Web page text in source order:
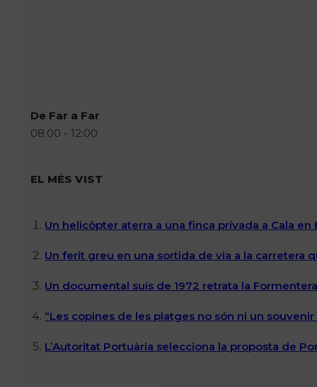
De Far a Far
08:00 - 12:00
EL MÉS VIST
Un helicòpter aterra a una finca privada a Cala
Un ferit greu en una sortida de via a la carretera
Un documental suís de 1972 retrata la
“Les copines de les platges no són ni un
L’Autoritat Portuària selecciona la proposta de